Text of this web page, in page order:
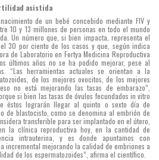
asistida
de un bebé concebido mediante FIV y
10 y 13 millones de personas en todo el mundo
Un número que, si bien impacta, representa el
30 por ciento de los casos y que, según indica
de Laboratorio en Fertya Medicina Reproductiva
últimos años no se ha podido mejorar, pese al
“Las herramientas actuales se orientan a la
de los mejores ovocitos, de los mejores
no está mejorando las tasas de embarazo”,
si bien las tasas de óvulos fecundados in vitro
éstos lograrán llegar al quinto o sexto día de
de blastocisto, como se denomina al embrión de
transferible para ser implantado en el útero,
la clínica reproductiva hoy, en la cantidad de
intrauterina, y es donde apuntamos con
incremental mejorando la calidad de embriones a
de los espermatozoides”, afirma el científico.